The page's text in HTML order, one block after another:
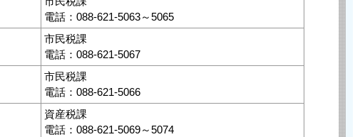
電話：088-621-5063～5065
市民税課
電話：088-621-5067
市民税課
電話：088-621-5066
資産税課
電話：088-621-5069～5074